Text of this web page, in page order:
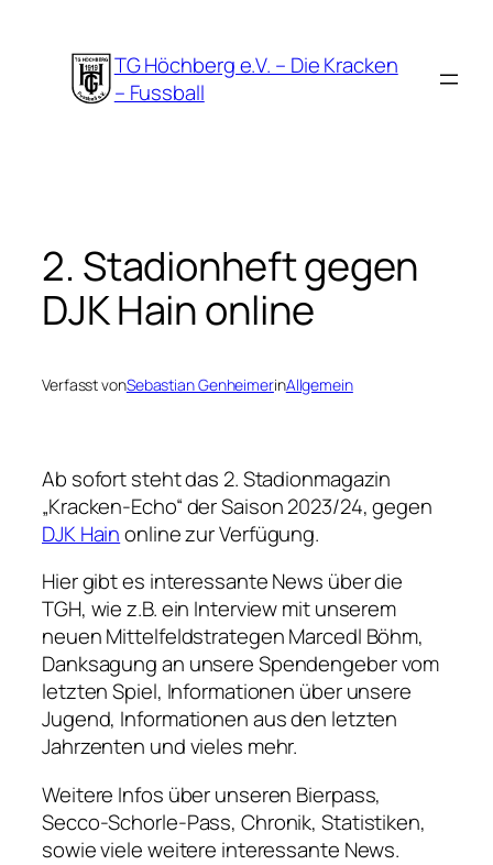
springen
TG Höchberg e.V. – Die Kracken
– Fussball
2. Stadionheft gegen
DJK Hain online
Verfasst vonSebastian GenheimerinAllgemein
Ab sofort steht das 2. Stadionmagazin
„Kracken-Echo“ der Saison 2023/24, gegen
DJK Hainonline zur Verfügung.
Hier gibt es interessante News über die
TGH, wie z.B. ein Interview mit unserem
neuen Mittelfeldstrategen Marcedl Böhm,
Danksagung an unsere Spendengeber vom
letzten Spiel, Informationen über unsere
Jugend, Informationen aus den letzten
Jahrzenten und vieles mehr.
Weitere Infos über unseren Bierpass,
Secco-Schorle-Pass, Chronik, Statistiken,
sowie viele weitere interessante News.